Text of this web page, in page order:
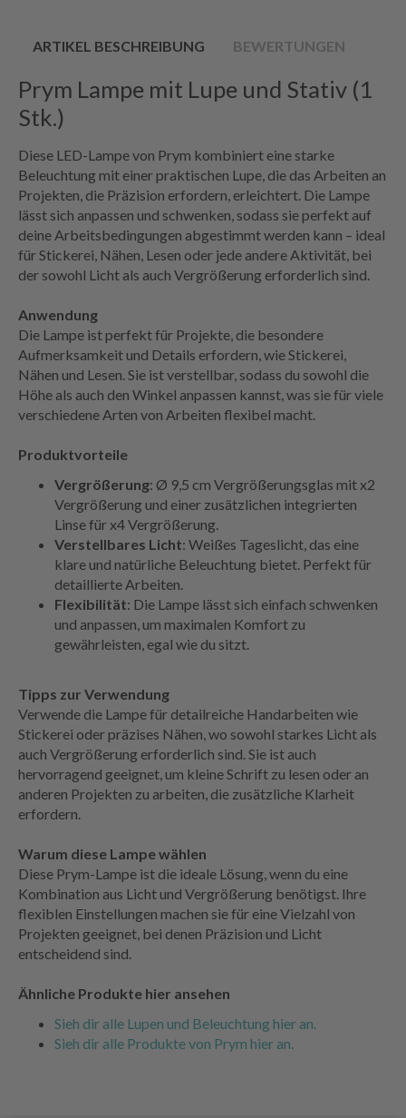
ARTIKEL BESCHREIBUNG BEWERTUNGEN
Prym Lampe mit Lupe und Stativ (1
Stk.)
Diese LED-Lampe von Prym kombiniert eine starke
Beleuchtung mit einer praktischen Lupe, die das Arbeiten an
Projekten, die Präzision erfordern, erleichtert. Die Lampe
lässt sich anpassen und schwenken, sodass sie perfekt auf
deine Arbeitsbedingungen abgestimmt werden kann – ideal
für Stickerei, Nähen, Lesen oder jede andere Aktivität, bei
der sowohl Licht als auch Vergrößerung erforderlich sind.
Anwendung
Die Lampe ist perfekt für Projekte, die besondere
Aufmerksamkeit und Details erfordern, wie Stickerei,
Nähen und Lesen. Sie ist verstellbar, sodass du sowohl die
Höhe als auch den Winkel anpassen kannst, was sie für viele
verschiedene Arten von Arbeiten flexibel macht.
Produktvorteile
Vergrößerung: Ø 9,5 cm Vergrößerungsglas mit x2
Vergrößerung und einer zusätzlichen integrierten
Linse für x4 Vergrößerung.
Verstellbares Licht: Weißes Tageslicht, das eine
klare und natürliche Beleuchtung bietet. Perfekt für
detaillierte Arbeiten.
Flexibilität: Die Lampe lässt sich einfach schwenken
und anpassen, um maximalen Komfort zu
gewährleisten, egal wie du sitzt.
Tipps zur Verwendung
Verwende die Lampe für detailreiche Handarbeiten wie
Stickerei oder präzises Nähen, wo sowohl starkes Licht als
auch Vergrößerung erforderlich sind. Sie ist auch
hervorragend geeignet, um kleine Schrift zu lesen oder an
anderen Projekten zu arbeiten, die zusätzliche Klarheit
erfordern.
Warum diese Lampe wählen
Diese Prym-Lampe ist die ideale Lösung, wenn du eine
Kombination aus Licht und Vergrößerung benötigst. Ihre
flexiblen Einstellungen machen sie für eine Vielzahl von
Projekten geeignet, bei denen Präzision und Licht
entscheidend sind.
Ähnliche Produkte hier ansehen
Sieh dir alle Lupen und Beleuchtung hier an.
Sieh dir alle Produkte von Prym hier an.